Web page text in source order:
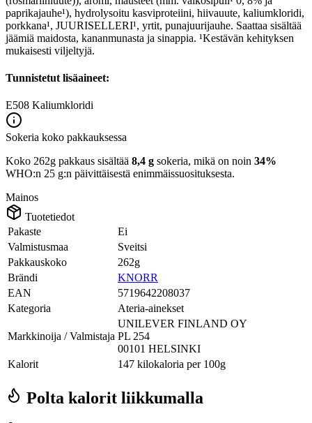
paprikajauhe¹), hydrolysoitu kasviproteiini, hiivauute, kaliumkloridi,
porkkana¹, JUURISELLERI¹, yrtit, punajuurijauhe. Saattaa sisältää
jäämiä maidosta, kananmunasta ja sinappia. ¹Kestävän kehityksen
mukaisesti viljeltyjä.
Tunnistetut lisäaineet:
E508 Kaliumkloridi
Sokeria koko pakkauksessa
Koko 262g pakkaus sisältää 8,4 g sokeria, mikä on noin 34%
WHO:n 25 g:n päivittäisestä enimmäissuosituksesta.
Mainos
Tuotetiedot
Pakaste
Ei
Valmistusmaa
Sveitsi
Pakkauskoko
262g
Brändi
KNORR
EAN
5719642208037
Kategoria
Ateria-ainekset
Markkinoija / Valmistaja
UNILEVER FINLAND OY
PL 254
00101 HELSINKI
Kalorit
147 kilokaloria per 100g
Polta kalorit liikkumalla